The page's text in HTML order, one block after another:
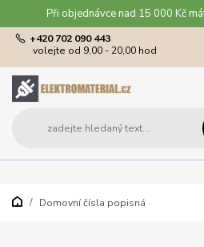
Při objednávce nad 15 000 Kč
+420 702 090 443
volejte od 9,00 - 20,00 hod
Domovní čísla popisná